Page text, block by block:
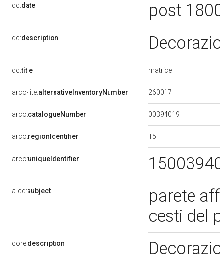
dc:date post
dc:description
dc:title matrice
arco-lite:alternativeInventoryNumber 260017
arco:catalogueNumber 00394019
arco:regionIdentifier 15
arco:uniqueIdentifier
a-cd:subject
parete
cesti del
core:description